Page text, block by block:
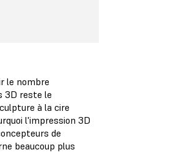
le nombre
3D reste le
à la cire
l'impression 3D
de
beaucoup plus